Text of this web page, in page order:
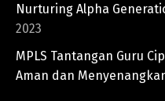
Nurturing Alpha
2023
MPLS Tantangan Guru
Aman dan